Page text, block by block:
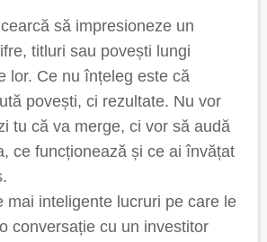
să impresioneze un
titluri sau povești lungi
lor. Ce nu înțeleg este că
povești, ci rezultate. Nu vor
tu că va merge, ci vor să audă
ce funcționează și ce ai învățat
mai inteligente lucruri pe care le
conversație cu un investitor